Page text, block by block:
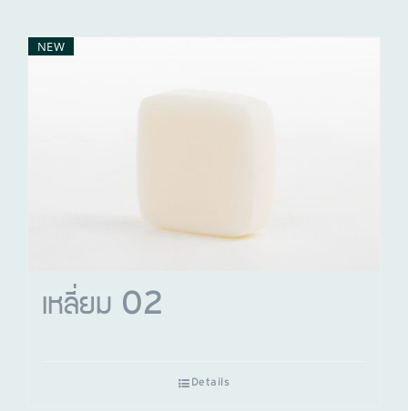
NEW
เหลี่ยม 02
Details